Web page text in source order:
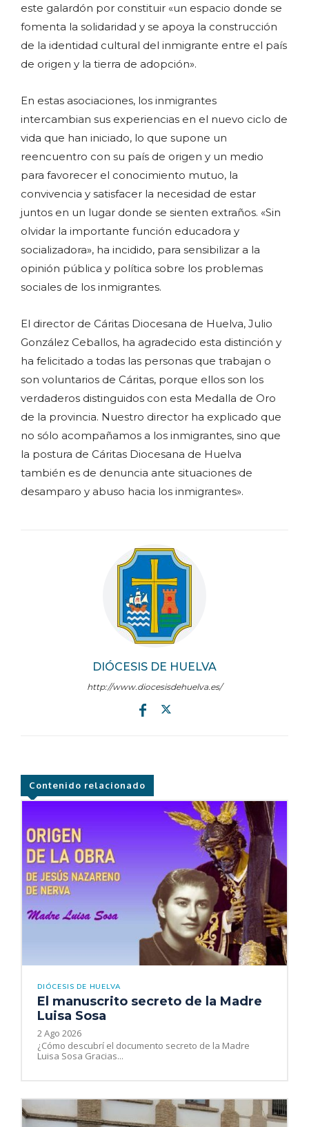
DIÓCESIS DE HUELVA
http://www.diocesisdehuelva.es/
este galardón por constituir «un espacio donde se
fomenta la solidaridad y se apoya la construcción
de la identidad cultural del inmigrante entre el país
de origen y la tierra de adopción».
En estas asociaciones, los inmigrantes
intercambian sus experiencias en el nuevo ciclo de
vida que han iniciado, lo que supone un
reencuentro con su país de origen y un medio
para favorecer el conocimiento mutuo, la
convivencia y satisfacer la necesidad de estar
juntos en un lugar donde se sienten extraños. «Sin
olvidar la importante función educadora y
socializadora», ha incidido, para sensibilizar a la
opinión pública y política sobre los problemas
sociales de los inmigrantes.
El director de Cáritas Diocesana de Huelva, Julio
González Ceballos, ha agradecido esta distinción y
ha felicitado a todas las personas que trabajan o
son voluntarios de Cáritas, porque ellos son los
verdaderos distinguidos con esta Medalla de Oro
de la provincia. Nuestro director ha explicado que
no sólo acompañamos a los inmigrantes, sino que
la postura de Cáritas Diocesana de Huelva
también es de denuncia ante situaciones de
desamparo y abuso hacia los inmigrantes».
Contenido relacionado
DIÓCESIS DE HUELVA
El manuscrito secreto de la Madre
Luisa Sosa
2 Ago 2026
¿Cómo descubrí el documento secreto de la Madre
Luisa Sosa Gracias...